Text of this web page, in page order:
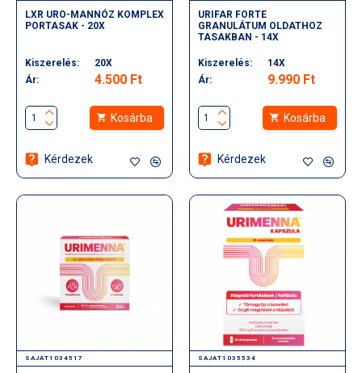
LXR URO-MANNÓZ KOMPLEX
PORTASAK - 20X
Kiszerelés:
20X
Ár:
4.500 Ft
Kosárba
Kérdezek
URIFAR FORTE
GRANULÁTUM OLDATHOZ
TASAKBAN - 14X
Kiszerelés:
14X
Ár:
9.990 Ft
Kosárba
Kérdezek
SAJAT1034517 SAJAT1035534